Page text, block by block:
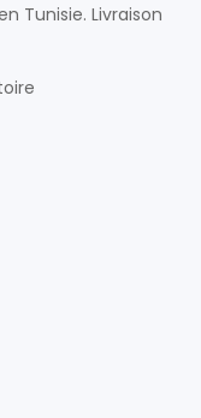
Tunisie. Livraison